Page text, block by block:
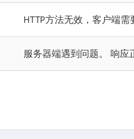
HTTP方法无效，客户端
服务器端遇到问题。 响应